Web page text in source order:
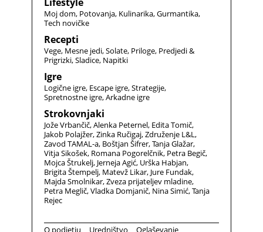
Moj dom Potovanja Kulinarika Gurmantika
Tech novičke
Recepti
Vege Mesne jedi Solate Priloge Predjedi &
Prigrizki Sladice Napitki
Igre
Logične igre Escape igre Strategije
Spretnostne igre Arkadne igre
Strokovnjaki
Jože Vrbančič Alenka Peternel Edita Tomič
Jakob Polajžer Zinka Ručigaj Združenje L&L
Zavod TAMAL-a Boštjan Šifrer Tanja Glažar
Vitja Sikošek Romana Pogorelčnik Petra Begič
Mojca Štrukelj Jerneja Agić Urška Habjan
Brigita Štempelj Matevž Likar Jure Fundak
Majda Smolnikar Zveza prijateljev mladine
Petra Meglič Vladka Domjanič Nina Simić Tanja
Rejec
O podjetju Uredništvo Oglaševanje